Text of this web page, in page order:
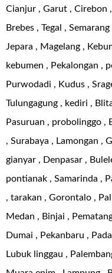
Cianjur , Garut , Cirebon
Brebes , Tegal ,
Jepara , Magelang ,
kebumen , Pekalongan ,
Purwodadi , Kudus ,
Tulungagung , kediri ,
Pasuruan , probolinggo ,
, Surabaya , Lamongan ,
gianyar , Denpasar ,
pontianak , Samarinda ,
, tarakan , Gorontalo ,
Medan , Binjai ,
Dumai , Pekanbaru ,
Lubuk linggau ,